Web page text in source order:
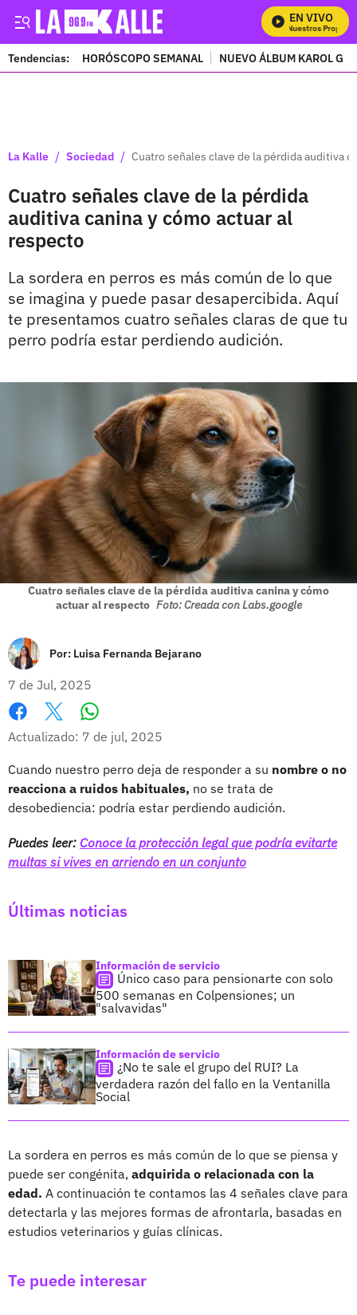
EN VIVO
Mira Todos Nuestros Programas
Tendencias: HORÓSCOPO SEMANAL NUEVO ÁLBUM KAROL G
La Kalle / Sociedad / Cuatro señales clave de la pérdida auditiva
Cuatro señales clave de la pérdida
auditiva canina y cómo actuar al
respecto
La sordera en perros es más común de lo que
se imagina y puede pasar desapercibida. Aquí
te presentamos cuatro señales claras de que tu
perro podría estar perdiendo audición.
Cuatro señales clave de la pérdida auditiva canina y cómo
actuar al respecto Foto: Creada con Labs.google
Por: Luisa Fernanda Bejarano
7 de Jul, 2025
Facebook
X
Actualizado: 7 de jul, 2025
Cuando nuestro perro deja de responder a su nombre o no
reacciona a ruidos habituales, no se trata de
desobediencia: podría estar perdiendo audición.
Puedes leer: Conoce la protección legal que podría evitarte
multas si vives en arriendo en un conjunto
Últimas noticias
Información de servicio
Único caso para pensionarte con solo
500 semanas en Colpensiones; un
"salvavidas"
Información de servicio
¿No te sale el grupo del RUI? La
verdadera razón del fallo en la Ventanilla
Social
La sordera en perros es más común de lo que se piensa y
puede ser congénita, adquirida o relacionada con la
edad. A continuación te contamos las 4 señales clave para
detectarla y las mejores formas de afrontarla, basadas en
estudios veterinarios y guías clínicas.
Te puede interesar